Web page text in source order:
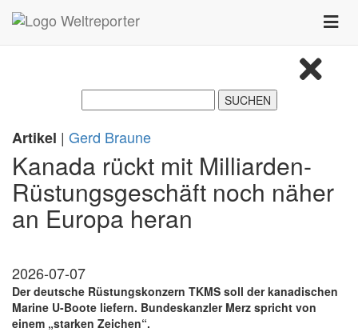
Zum Inhalt springen
Toggle
Artikel | Gerd Braune
Kanada rückt mit Milliarden-
Rüstungsgeschäft noch näher
an Europa heran
2026-07-07
Der deutsche Rüstungskonzern TKMS soll der kanadischen
Marine U-Boote liefern. Bundeskanzler Merz spricht von
einem „starken Zeichen“.